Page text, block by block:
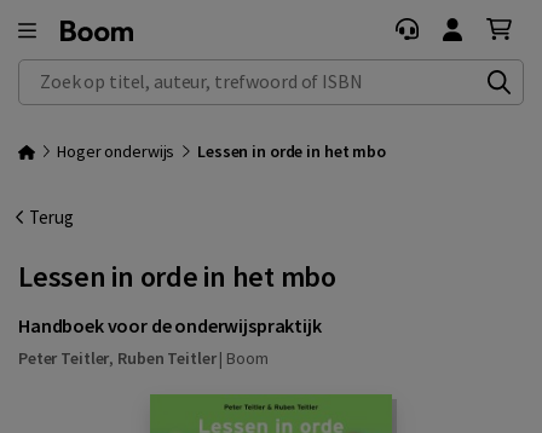
Zoek op titel, auteur, trefwoord of ISBN
Hoger onderwijs Lessen in orde in het mbo
Terug
Lessen in orde in het mbo
Handboek voor de onderwijspraktijk
Peter Teitler, Ruben Teitler| Boom